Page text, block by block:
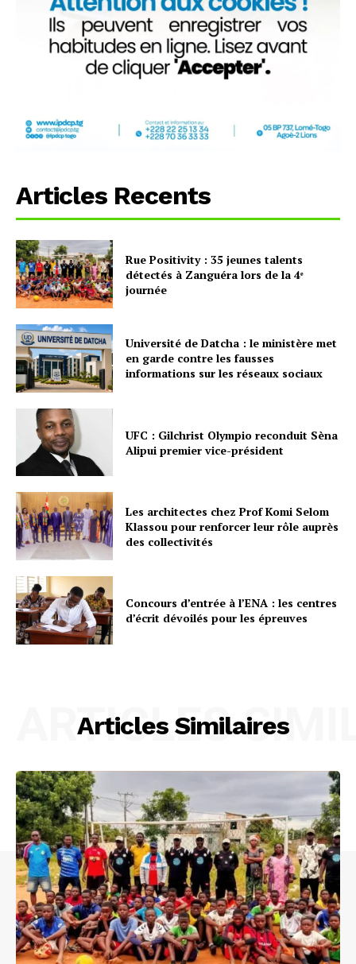
Articles Recents
Rue Positivity : 35 jeunes talents
détectés à Zanguéra lors de la 4ᵉ
journée
Université de Datcha : le ministère met
en garde contre les fausses
informations sur les réseaux sociaux
UFC : Gilchrist Olympio reconduit Sèna
Alipui premier vice-président
Les architectes chez Prof Komi Selom
Klassou pour renforcer leur rôle auprès
des collectivités
Concours d’entrée à l’ENA : les centres
d’écrit dévoilés pour les épreuves
Articles Similaires
ARTICLES